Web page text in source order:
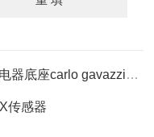
底座carlo gavazzi中国
传感器